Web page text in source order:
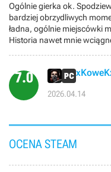
Ogólnie gierka ok.
bardziej obrzydliwych
ładna, ogólnie miejscówki
Historia nawet mnie
7.0
2026.04.14
OCENA STEAM